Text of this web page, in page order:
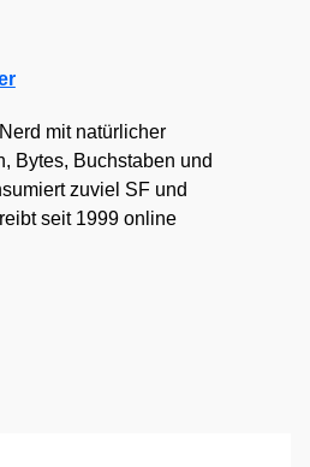
mit natürlicher
Bytes, Buchstaben und
zuviel SF und
seit 1999 online